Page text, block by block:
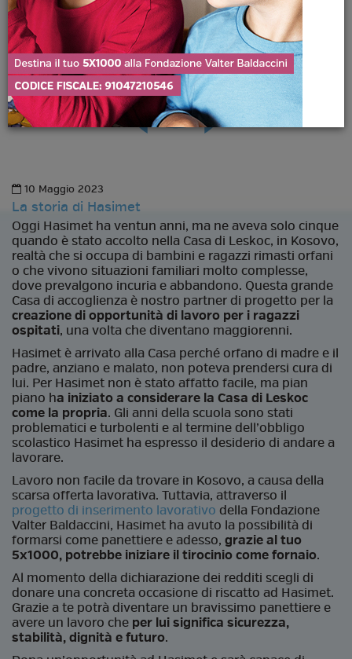
10 Maggio 2023
La storia di Hasimet
Oggi Hasimet ha ventun anni, ma ne aveva solo cinque
quando è stato accolto nella Casa di Leskoc, in Kosovo,
realtà che si occupa di bambini e ragazzi rimasti orfani
o che vivono situazioni familiari molto complesse,
dove prevalgono incuria e abbandono. Questa grande
Casa di accoglienza è nostro partner di progetto per la
creazione di opportunità di lavoro per i ragazzi
ospitati, una volta che diventano maggiorenni.
Hasimet è arrivato alla Casa perché orfano di madre e il
padre, anziano e malato, non poteva prendersi cura di
lui. Per Hasimet non è stato affatto facile, ma pian
piano ha iniziato a considerare la Casa di Leskoc
come la propria. Gli anni della scuola sono stati
problematici e turbolenti e al termine dell’obbligo
scolastico Hasimet ha espresso il desiderio di andare a
lavorare.
Lavoro non facile da trovare in Kosovo, a causa della
scarsa offerta lavorativa. Tuttavia, attraverso il
progetto di inserimento lavorativo della Fondazione
Valter Baldaccini, Hasimet ha avuto la possibilità di
formarsi come panettiere e adesso, grazie al tuo
5x1000, potrebbe iniziare il tirocinio come fornaio.
Al momento della dichiarazione dei redditi scegli di
donare una concreta occasione di riscatto ad Hasimet.
Grazie a te potrà diventare un bravissimo panettiere e
avere un lavoro che per lui significa sicurezza,
stabilità, dignità e futuro.